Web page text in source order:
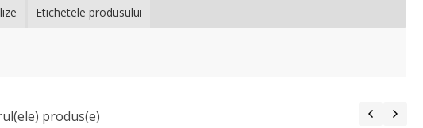
Etichetele produsului
produs(e)